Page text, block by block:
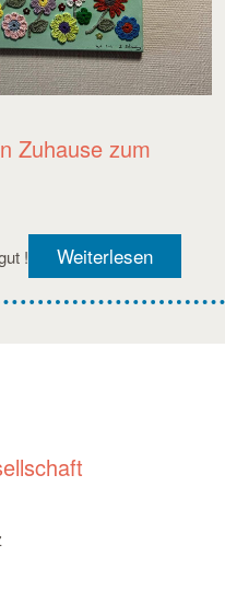
Zuhause zum
! Weiterlesen